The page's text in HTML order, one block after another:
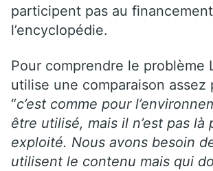
participent pas au financement
l’encyclopédie.
Pour comprendre le problème
utilise une comparaison assez
“c’est comme pour
être utilisé, mais il n’est pas là
exploité. Nous avons besoin
utilisent le contenu mais qui